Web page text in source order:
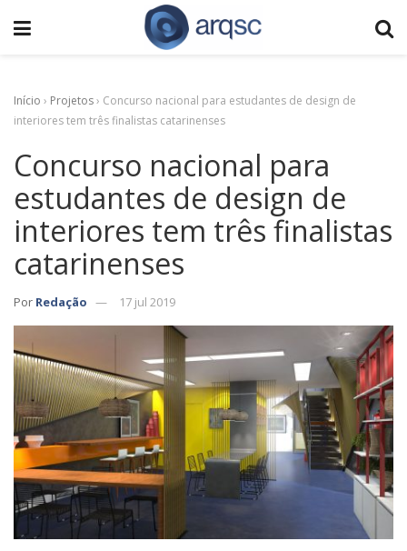
Início › Projetos› Concurso nacional para estudantes de design de
interiores tem três finalistas catarinenses
Concurso nacional para
estudantes de design de
interiores tem três finalistas
catarinenses
Por Redação 17 jul 2019